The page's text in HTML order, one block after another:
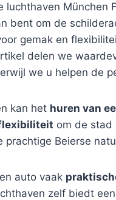
luchthaven
bent om de
gemak en
delen we
we u helpen de
kan het huren van
om de stad
prachtige Beierse
auto vaak
zelf biedt